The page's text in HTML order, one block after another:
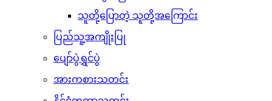
သူတို့ပြောတဲ့ သူတို့အကြောင်း
ပြည်သူ့အကျိုးပြု
ပျော်ပွဲရွှင်ပွဲ
အားကစားသတင်း